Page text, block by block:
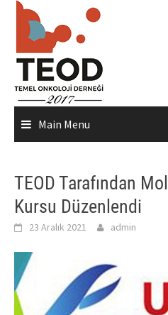
content
Main Menu
TEOD Tarafından
Kursu Düzenlendi
23 Aralık 2021 admin